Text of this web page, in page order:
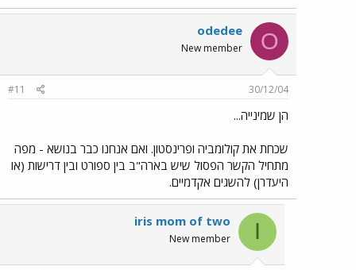
O
odedee
New member
30/12/04
#11
הן שמינייה...
שכחת את קולומביה ופרינסטון. ואם אנחנו כבר בנושא - מפה
מתחיל הקשר הפסול שיש בארה"ב בין ספורט ובין דרישות (או
היעדרן) להשגים אקדמיים.
I
iris mom of two
New member